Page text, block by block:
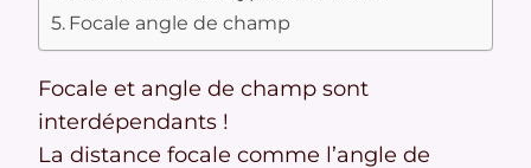
Focale angle de champ
Focale et angle de champ sont
interdépendants !
La distance focale comme l’angle de